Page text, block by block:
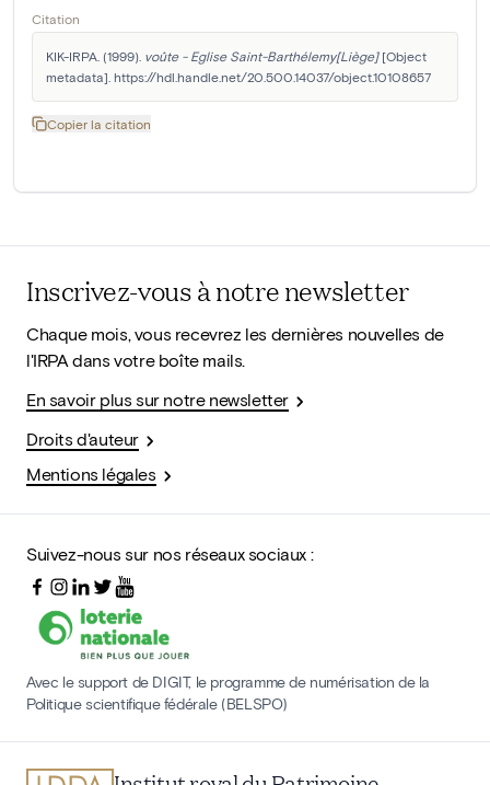
Citation
KIK-IRPA. (1999). voûte - Eglise Saint-Barthélemy[Liège] [Object
metadata]. https://hdl.handle.net/20.500.14037/object.10108657
Copier la citation
Inscrivez-vous à notre newsletter
Chaque mois, vous recevrez les dernières nouvelles de
l'IRPA dans votre boîte mails.
En savoir plus sur notre newsletter
Droits d'auteur
Mentions légales
Suivez-nous sur nos réseaux sociaux :
Avec le support de DIGIT, le programme de numérisation de la
Politique scientifique fédérale (BELSPO)